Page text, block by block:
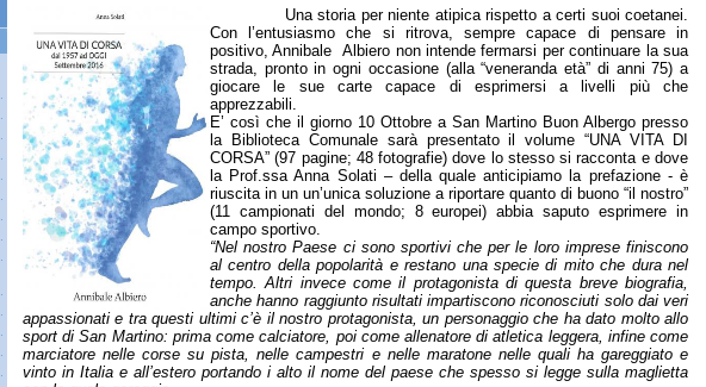
Una storia per niente atipica rispetto a certi suoi coetanei.
Con l’entusiasmo che si ritrova, sempre capace di pensare in
positivo, Annibale
Albiero non intende fermarsi per continuare la sua
strada, pronto in ogni occasione (alla “veneranda età” di anni 75) a
giocare le sue carte capace di esprimersi a livelli più che
apprezzabili.
E’ così che il giorno 10 Ottobre a San Martino Buon Albergo presso
la Biblioteca Comunale sarà presentato il volume “UNA VITA DI
CORSA” (97 pagine; 48 fotografie) dove lo stesso si racconta e dove
la Prof.ssa Anna Solati – della quale anticipiamo la prefazione - è
riuscita in un un’unica soluzione a riportare quanto di buono “il nostro”
(11 campionati del mondo; 8 europei) abbia saputo esprimere in
campo sportivo.
“Nel nostro Paese ci sono sportivi che per le loro imprese finiscono
al centro della popolarità e restano una specie di mito che dura nel
tempo. Altri invece come il protagonista di questa breve biografia,
anche hanno raggiunto risultati impartiscono riconosciuti solo dai veri
appassionati e tra questi ultimi c’è il nostro protagonista, un personaggio che ha dato molto allo
sport di San Martino: prima come calciatore, poi come allenatore di atletica leggera, infine come
marciatore nelle corse su pista, nelle campestri e nelle maratone nelle quali ha gareggiato e
vinto in Italia e all’estero portando i alto il nome del paese che spesso si legge sulla maglietta